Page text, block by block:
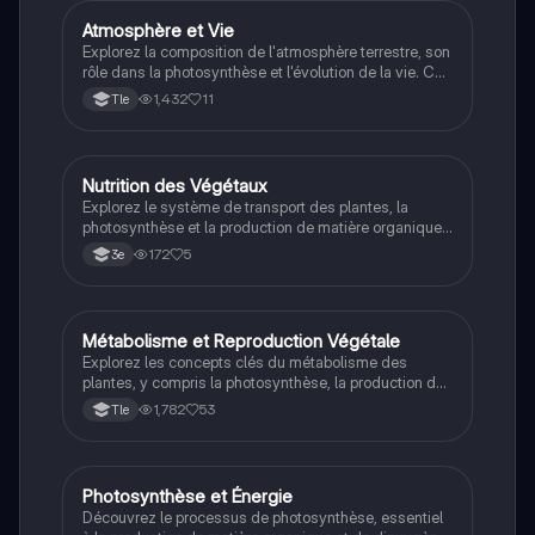
SVT
Atmosphère et Vie
Explorez la composition de l'atmosphère terrestre, son
rôle dans la photosynthèse et l'évolution de la vie. Ce
résumé aborde les gaz atmosphériques, l'impact des
UV sur les organismes vivants, et l'importance de
Tle 1,432 11
SVT
Nutrition des Végétaux
Explorez le système de transport des plantes, la
photosynthèse et la production de matière organique.
Ce schéma détaillé illustre les structures végétales
essentielles, y compris les stomates, les
3e 172 5
SVT
Métabolisme et Reproduction Végétale
Explorez les concepts clés du métabolisme des
plantes, y compris la photosynthèse, la production de
matière organique, et les mécanismes de
reproduction sexuée et asexuée. Ce résumé inclut
Tle 1,782 53
SVT
Photosynthèse et Énergie
Découvrez le processus de photosynthèse, essentiel